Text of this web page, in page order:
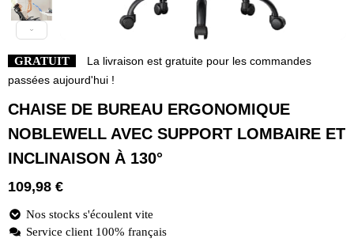
GRATUIT
La livraison est gratuite pour les commandes
passées aujourd'hui !
CHAISE DE BUREAU ERGONOMIQUE
NOBLEWELL AVEC SUPPORT LOMBAIRE ET
INCLINAISON À 130°
109,98 €
Nos stocks s'écoulent vite
Service client 100% français